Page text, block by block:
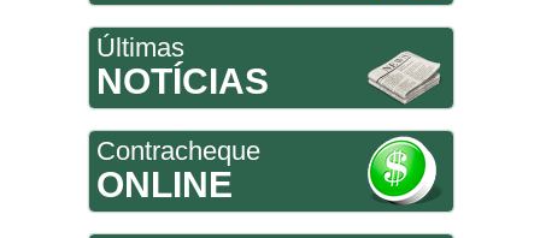
Últimas
NOTÍCIAS
Contracheque
ONLINE